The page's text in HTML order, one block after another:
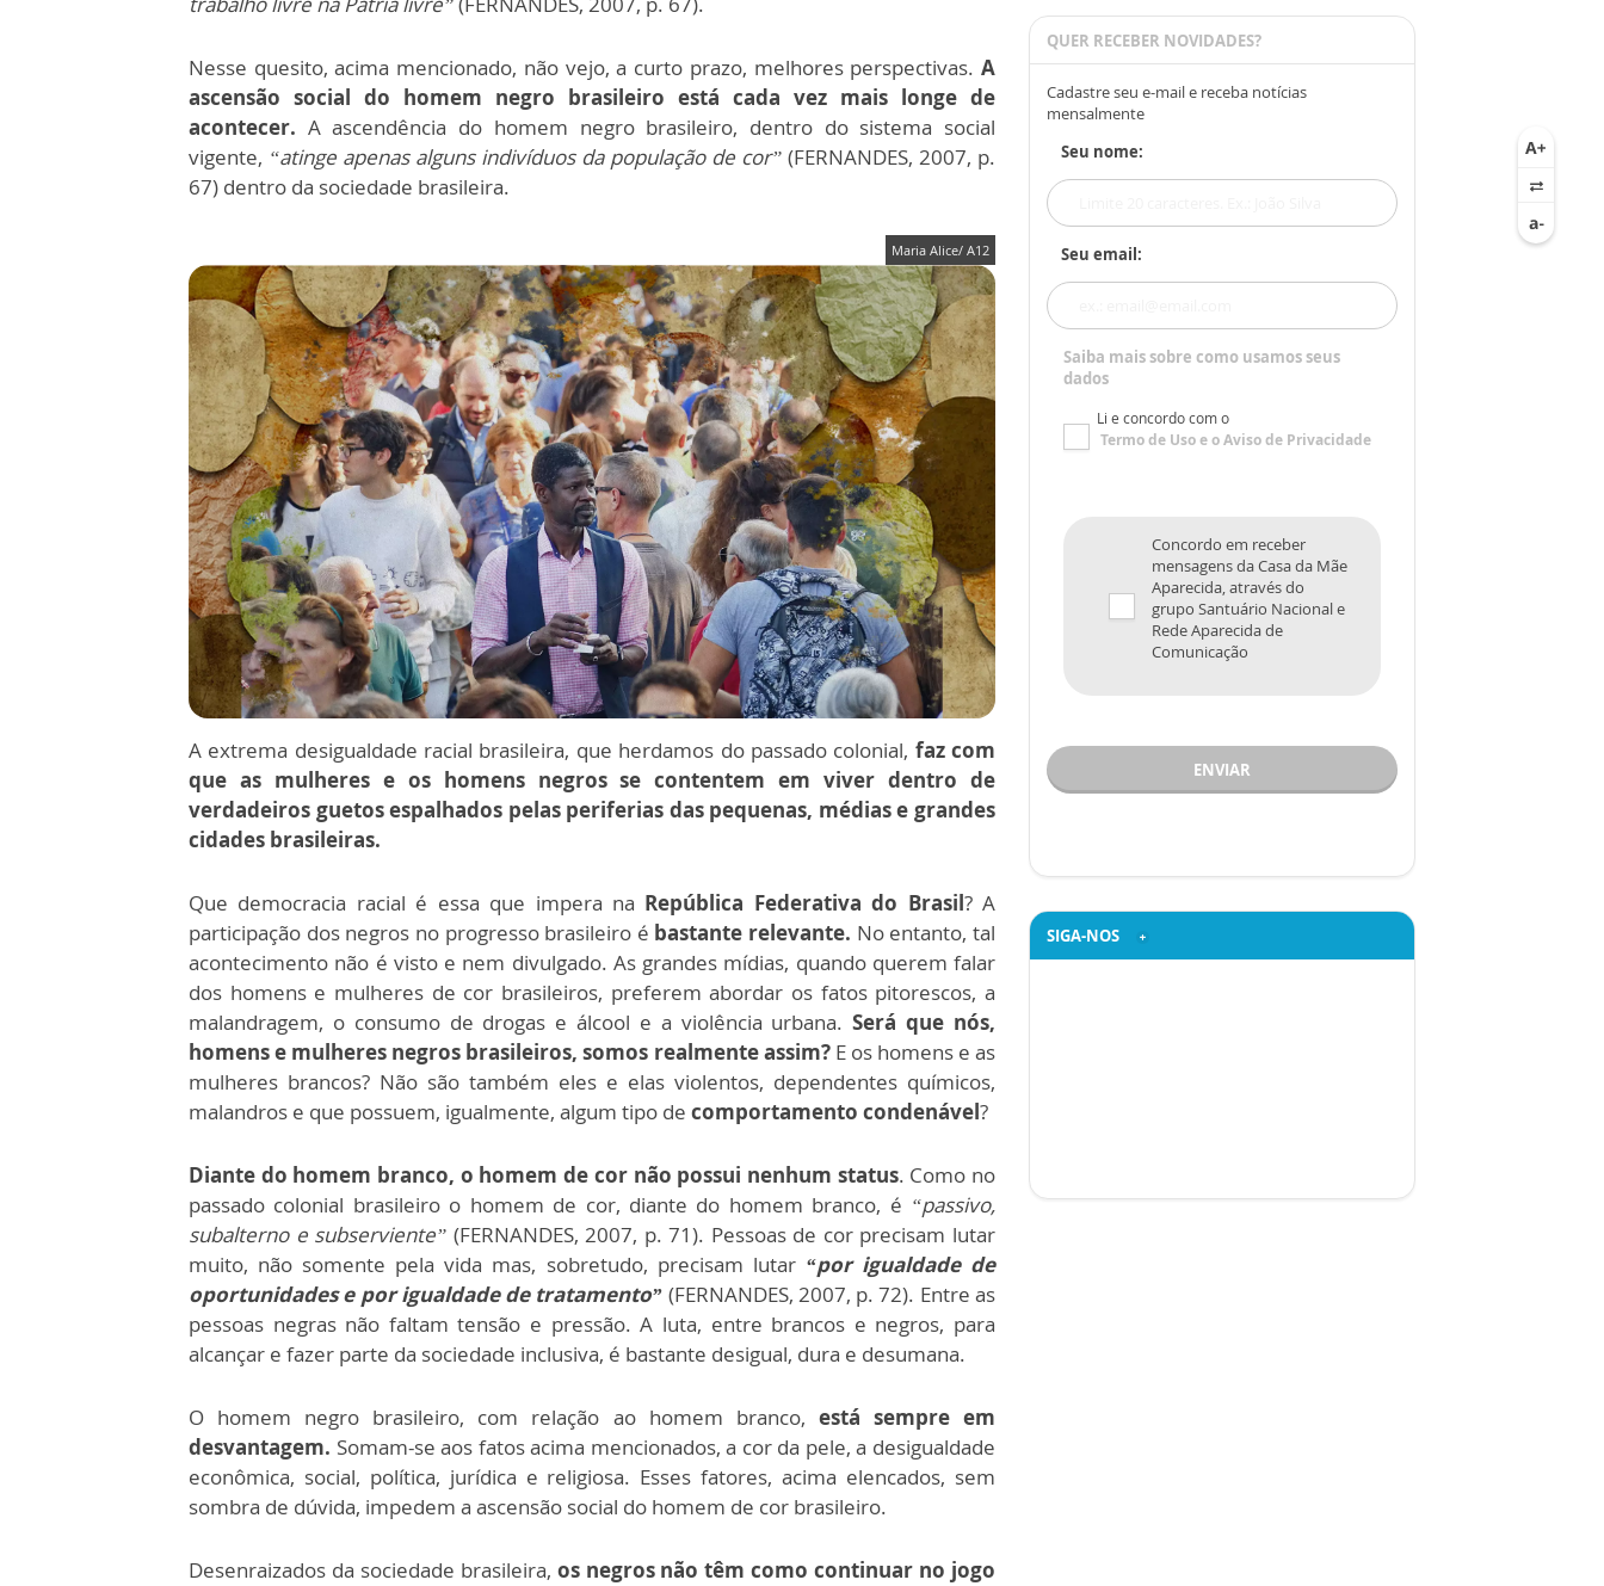
Nesse quesito, acima mencionado, não vejo, a curto prazo, melhores perspectivas. A
ascensão social do homem negro brasileiro está cada vez mais longe de
acontecer. A ascendência do homem negro brasileiro, dentro do sistema social
vigente, “atinge apenas alguns indivíduos da população de cor” (FERNANDES, 2007, p.
67) dentro da sociedade brasileira.
Maria Alice/ A12
A extrema desigualdade racial brasileira, que herdamos do passado colonial, faz com
que as mulheres e os homens negros se contentem em viver dentro de
verdadeiros guetos espalhados pelas periferias das pequenas, médias e grandes
cidades brasileiras.
Que democracia racial é essa que impera na República Federativa do Brasil? A
participação dos negros no progresso brasileiro é bastante relevante. No entanto, tal
acontecimento não é visto e nem divulgado. As grandes mídias, quando querem falar
dos homens e mulheres de cor brasileiros, preferem abordar os fatos pitorescos, a
malandragem, o consumo de drogas e álcool e a violência urbana.Será que nós,
homens e mulheres negros brasileiros, somos realmente assim?E os homens e as
mulheres brancos? Não são também eles e elas violentos, dependentes químicos,
malandros e que possuem, igualmente, algum tipo de comportamento condenável?
Diante do homem branco, o homem de cor não possui nenhum status. Como no
passado colonial brasileiro o homem de cor, diante do homem branco, é “passivo,
subalterno e subserviente” (FERNANDES, 2007, p. 71). Pessoas de cor precisam lutar
muito, não somente pela vida mas, sobretudo, precisam lutar “por igualdade de
oportunidades e por igualdade de tratamento” (FERNANDES, 2007, p. 72). Entre as
pessoas negras não faltam tensão e pressão. A luta, entre brancos e negros, para
alcançar e fazer parte da sociedade inclusiva, é bastante desigual, dura e desumana.
O homem negro brasileiro, com relação ao homem branco, está sempre em
desvantagem. Somam-se aos fatos acima mencionados, a cor da pele, a desigualdade
econômica, social, política, jurídica e religiosa. Esses fatores, acima elencados, sem
sombra de dúvida, impedem a ascensão social do homem de cor brasileiro.
Desenraizados da sociedade brasileira, os negros não têm como continuar no jogo
QUER RECEBER NOVIDADES?
Cadastre seu e-mail e receba notícias
mensalmente
Seu nome:
Seu email:
Saiba mais sobre como usamos seus
dados
Li e concordo com o
Termo de Usoe oAviso de Privacidade
Concordo em receber
mensagens da Casa da Mãe
Aparecida, através do
grupo Santuário Nacional e
Rede Aparecida de
Comunicação
ENVIAR
SIGA-NOS